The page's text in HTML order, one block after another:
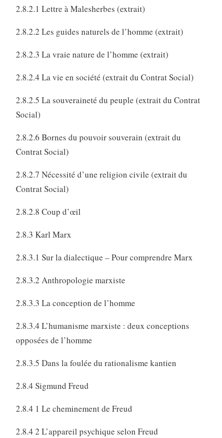
2.8.2.1 Lettre à Malesherbes (extrait)
2.8.2.2 Les guides naturels de l’homme (extrait)
2.8.2.3 La vraie nature de l’homme (extrait)
2.8.2.4 La vie en société (extrait du Contrat Social)
2.8.2.5 La souveraineté du peuple (extrait du Contrat
Social)
2.8.2.6 Bornes du pouvoir souverain (extrait du
Contrat Social)
2.8.2.7 Nécessité d’une religion civile (extrait du
Contrat Social)
2.8.2.8 Coup d’œil
2.8.3 Karl Marx
2.8.3.1 Sur la dialectique – Pour comprendre Marx
2.8.3.2 Anthropologie marxiste
2.8.3.3 La conception de l’homme
2.8.3.4 L’humanisme marxiste : deux conceptions
opposées de l’homme
2.8.3.5 Dans la foulée du rationalisme kantien
2.8.4 Sigmund Freud
2.8.4 1 Le cheminement de Freud
2.8.4 2 L’appareil psychique selon Freud